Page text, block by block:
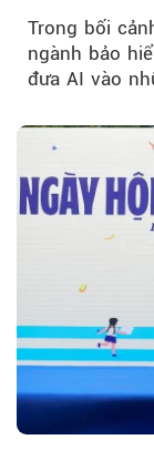
Trong bối
ngành bảo
đưa AI vào